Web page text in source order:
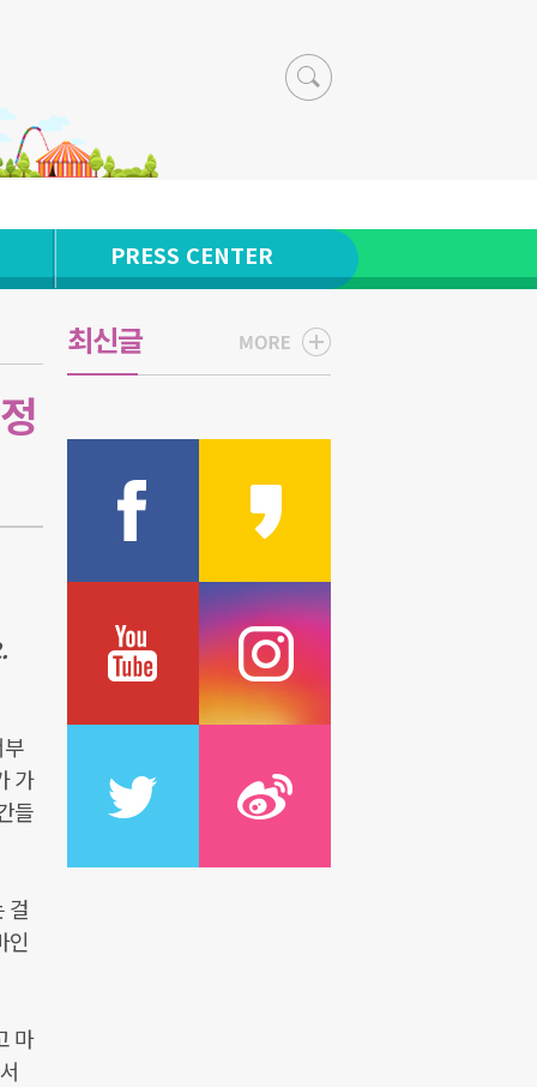
PRESS CENTER
가
들
걸
인
마
최신글